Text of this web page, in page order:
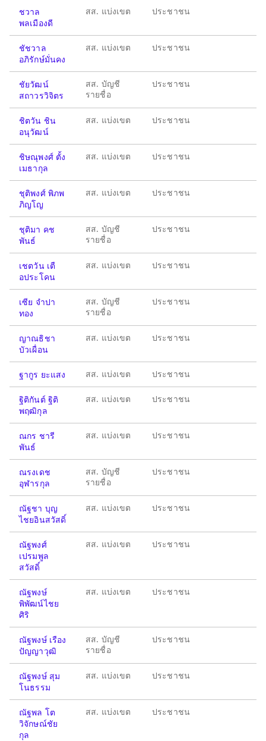
ชวาล
พลเมืองดี
สส. แบ่งเขต ประชาชน
ชัชวาล
อภิรักษ์มั่นคง
สส. แบ่งเขต ประชาชน
ชัยวัฒน์
สถาวรวิจิตร
สส. บัญชี
รายชื่อ
ประชาชน
ชิตวัน ชิน
อนุวัฒน์
สส. แบ่งเขต ประชาชน
ชิษณุพงศ์ ตั้ง
เมธากุล
สส. แบ่งเขต ประชาชน
ชุติพงศ์ พิภพ
ภิญโญ
สส. แบ่งเขต ประชาชน
ชุติมา คช
พันธ์
สส. บัญชี
รายชื่อ
ประชาชน
เชตวัน เตื
อประโคน
สส. แบ่งเขต ประชาชน
เซีย จำปา
ทอง
สส. บัญชี
รายชื่อ
ประชาชน
ญาณธิชา
บัวเผื่อน
สส. แบ่งเขต ประชาชน
ฐากูร ยะแสง สส. แบ่งเขต ประชาชน
ฐิติกันต์ ฐิติ
พฤฒิกุล
สส. แบ่งเขต ประชาชน
ณกร ชารี
พันธ์
สส. แบ่งเขต ประชาชน
ณรงเดช
อุฬารกุล
สส. บัญชี
รายชื่อ
ประชาชน
ณัฐชา บุญ
ไชยอินสวัสดิ์
สส. แบ่งเขต ประชาชน
ณัฐพงศ์
เปรมพูล
สวัสดิ์
สส. แบ่งเขต ประชาชน
ณัฐพงษ์
พิพัฒน์ไชย
ศิริ
สส. แบ่งเขต ประชาชน
ณัฐพงษ์ เรือง
ปัญญาวุฒิ
สส. บัญชี
รายชื่อ
ประชาชน
ณัฐพงษ์ สุม
โนธรรม
สส. แบ่งเขต ประชาชน
ณัฐพล โต
วิจักษณ์ชัย
กุล
สส. แบ่งเขต ประชาชน